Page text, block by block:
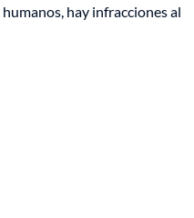
hay infracciones al